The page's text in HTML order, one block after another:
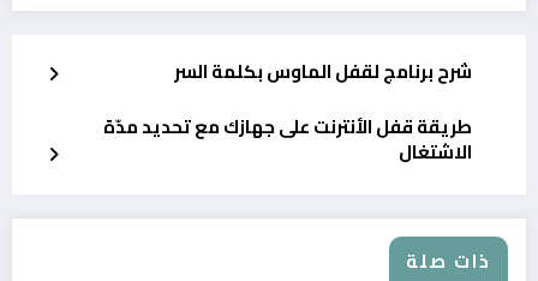
شرح برنامج لقفل الماوس بكلمة السر
طريقة قفل الأنترنت على جهازك مع تحديد مدّة
الاشتغال
ذات صلة